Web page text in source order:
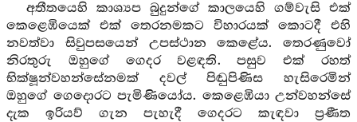
අතීතයෙහි කාශ්‍යප බුදුන්ගේ කාලයෙහි ගම්වැසි එක්
කෙළෙඹියෙක් එක් තෙරනමකට විහාරයක් කොටදී එහි
නවත්වා සිවුපසයෙන් උපස්ථාන කෙළේය. තෙරණුවෝ
නිරතුරු ඔහුගේ ගෙදර වළඳති. පසුව එක් රහත්
භික්ෂූන්වහන්සේනමක් දවල් පිඬුපිණිස හැසිරෙමින්
ඔහුගේ ගෙදොරට පැමිණියෝය. කෙළෙඹියා උන්වහන්සේ
දැක ඉරියව් ගැන පැහැදී ගෙදරට කැඳවා ප්‍රණීත